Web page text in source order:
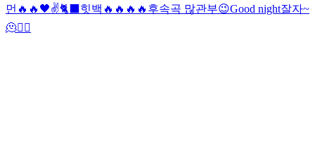
먼🔥🔥 🖤✌️🐈‍⬛ 힛백🔥🔥🔥🔥 후속곡 많관부😉Good night잘자~
🫠❤️‍🔥